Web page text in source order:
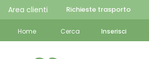
Area clienti Richieste trasporto
Home Cerca Inserisci